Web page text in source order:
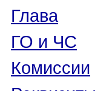
Глава
ГО и ЧС
Комиссии